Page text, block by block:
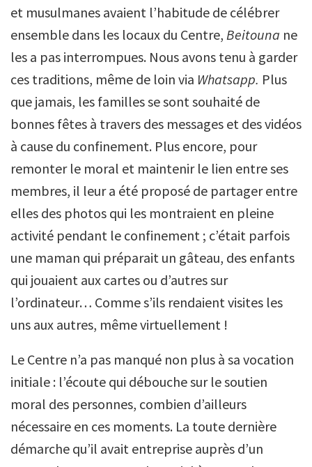
et musulmanes avaient l’habitude de célébrer
ensemble dans les locaux du Centre, Beitouna ne
les a pas interrompues. Nous avons tenu à garder
ces traditions, même de loin via Whatsapp. Plus
que jamais, les familles se sont souhaité de
bonnes fêtes à travers des messages et des vidéos
à cause du confinement. Plus encore, pour
remonter le moral et maintenir le lien entre ses
membres, il leur a été proposé de partager entre
elles des photos qui les montraient en pleine
activité pendant le confinement ; c’était parfois
une maman qui préparait un gâteau, des enfants
qui jouaient aux cartes ou d’autres sur
l’ordinateur… Comme s’ils rendaient visites les
uns aux autres, même virtuellement !
Le Centre n’a pas manqué non plus à sa vocation
initiale : l’écoute qui débouche sur le soutien
moral des personnes, combien d’ailleurs
nécessaire en ces moments. La toute dernière
démarche qu’il avait entreprise auprès d’un